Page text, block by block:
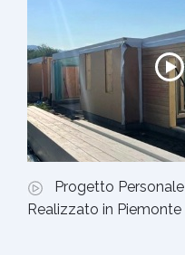
Progetto Personale
Realizzato in Piemonte